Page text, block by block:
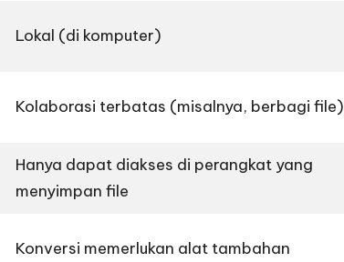
Lokal (di komputer)
Kolaborasi terbatas (misalnya, berbagi file)
Hanya dapat diakses di perangkat yang
menyimpan file
Konversi memerlukan alat tambahan